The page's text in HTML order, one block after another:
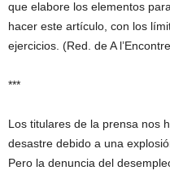
que elabore los elementos
hacer este artículo, con los
ejercicios. (Red. de A
***
Los titulares de la prensa nos
desastre debido a una
Pero la denuncia del